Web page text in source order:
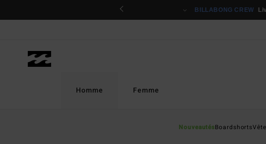
BILLABONG CREW
Homme
NouveautésBoardshorts
Femme